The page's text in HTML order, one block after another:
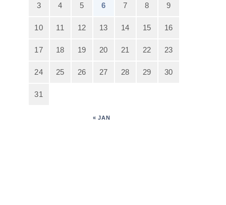
3 4 5 6 7 8 9
10 11 12 13 14 15 16
17 18 19 20 21 22 23
24 25 26 27 28 29 30
31
« JAN